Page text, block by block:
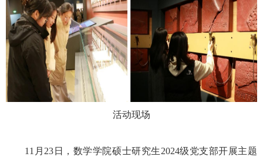
活动现场
11 月 23 日，数学学院硕士研究生2024级党支部开展主题